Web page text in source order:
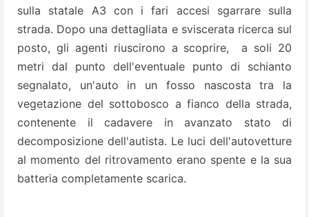
sulla statale A3 con i fari accesi sgarrare sulla
strada. Dopo una dettagliata e sviscerata ricerca sul
posto, gli agenti riuscirono a scoprire, a soli 20
metri dal punto dell'eventuale punto di schianto
segnalato, un'auto in un fosso nascosta tra la
vegetazione del sottobosco a fianco della strada,
contenente il cadavere in avanzato stato di
decomposizione dell'autista. Le luci dell'autovetture
al momento del ritrovamento erano spente e la sua
batteria completamente scarica.